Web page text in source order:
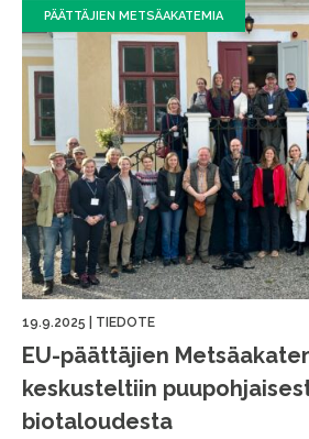
PÄÄTTÄJIEN METSÄAKATEMIA
19.9.2025 TIEDOTE
EU-päättäjien
keskusteltiin
biotaloudesta